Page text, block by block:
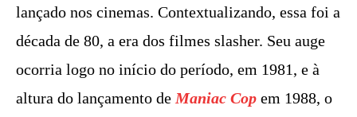
lançado nos cinemas. Contextualizando, essa foi a
década de 80, a era dos filmes slasher. Seu auge
ocorria logo no início do período, em 1981, e à
altura do lançamento de Maniac Cop em 1988, o